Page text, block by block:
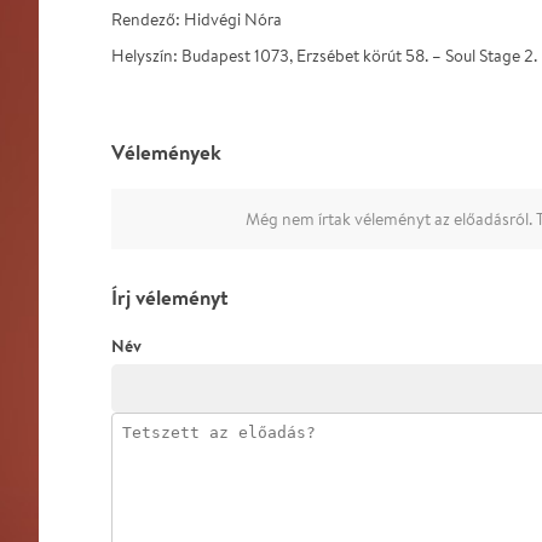
Rendező: Hidvégi Nóra
Helyszín: Budapest 1073, Erzsébet körút 58. – Soul Stage 2.
Vélemények
Még nem írtak véleményt az előadásról.
Írj véleményt
Név